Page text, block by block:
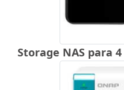
Storage NAS para 4